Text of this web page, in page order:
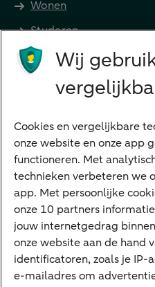
Wonen
Studeren
Preferred Banking
Digitale diensten
Internet Bankieren
ABN AMRO app
Tikkie
Apple Pay
Google Pay
Veilig bankieren
Wij
Cookies en vergelijkbare
onze website en onze app
functioneren. Met
technieken verbeteren we
app. Met persoonlijke
onze 10 partners
jouw internetgedrag
onze website aan de hand
identificatoren, zoals je IP-
e-mailadres om